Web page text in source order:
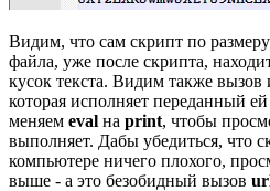
Видим, что сам скрипт по
файла, уже после скрипта,
кусок текста. Видим также вызов
которая исполняет переданный
меняем eval на print, чтобы
выполняет. Дабы убедиться, что
компьютере ничего плохого,
выше - а это безобидный вызов